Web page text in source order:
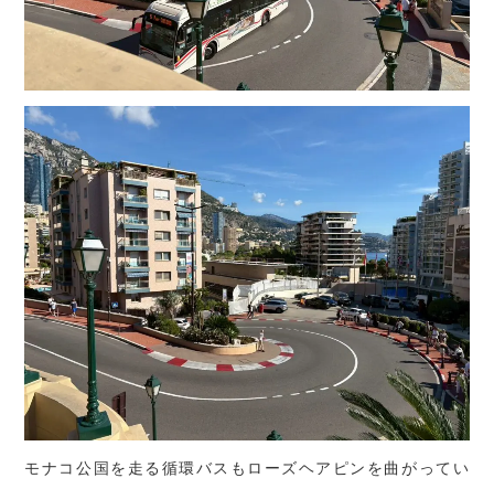
モナコ公国を走る循環バスもローズヘアピンを曲がってい